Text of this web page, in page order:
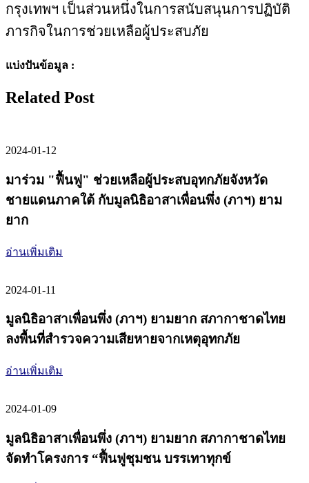
กรุงเทพฯ เป็นส่วนหนึ่งในการสนับสนุนการปฏิบัติ
ภารกิจในการช่วยเหลือผู้ประสบภัย
แบ่งปันข้อมูล :
Related Post
2024-01-12
มาร่วม "ฟื้นฟู" ช่วยเหลือผู้ประสบอุทกภัยจังหวัด
ชายแดนภาคใต้ กับมูลนิธิอาสาเพื่อนพึ่ง (ภาฯ) ยาม
ยาก
อ่านเพิ่มเติม
2024-01-11
มูลนิธิอาสาเพื่อนพึ่ง (ภาฯ) ยามยาก สภากาชาดไทย
ลงพื้นที่สำรวจความเสียหายจากเหตุอุทกภัย
อ่านเพิ่มเติม
2024-01-09
มูลนิธิอาสาเพื่อนพึ่ง (ภาฯ) ยามยาก สภากาชาดไทย
จัดทำโครงการ “ฟื้นฟูชุมชน บรรเทาทุกข์